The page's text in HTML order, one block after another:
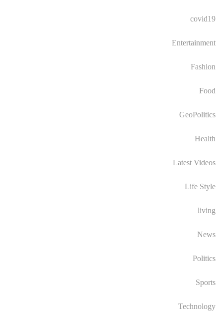
covid19
Entertainment
Fashion
Food
GeoPolitics
Health
Latest Videos
Life Style
living
News
Politics
Sports
Technology